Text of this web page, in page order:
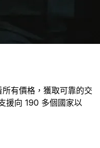
有價格，獲取可靠的交
援向 190 多個國家以